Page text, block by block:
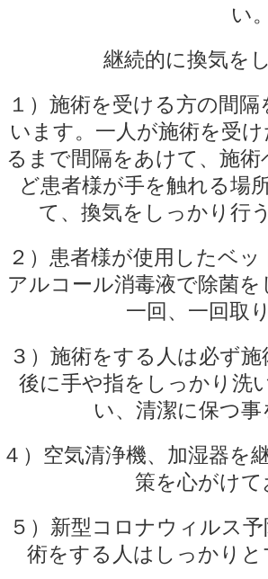
い。
継続的に換気を
１）施術を受ける方の間
います。一人が施術を受
るまで間隔をあけて、施
ど患者様が手を触れる場
て、換気をしっかり行
２）患者様が使用したベ
アルコール消毒液で除菌
一回、一回取
３）施術をする人は必ず
後に手や指をしっかり洗
い、清潔に保つ事
４）空気清浄機、加湿器を
策を心がけて
５）新型コロナウィルス
術をする人はしっかりと